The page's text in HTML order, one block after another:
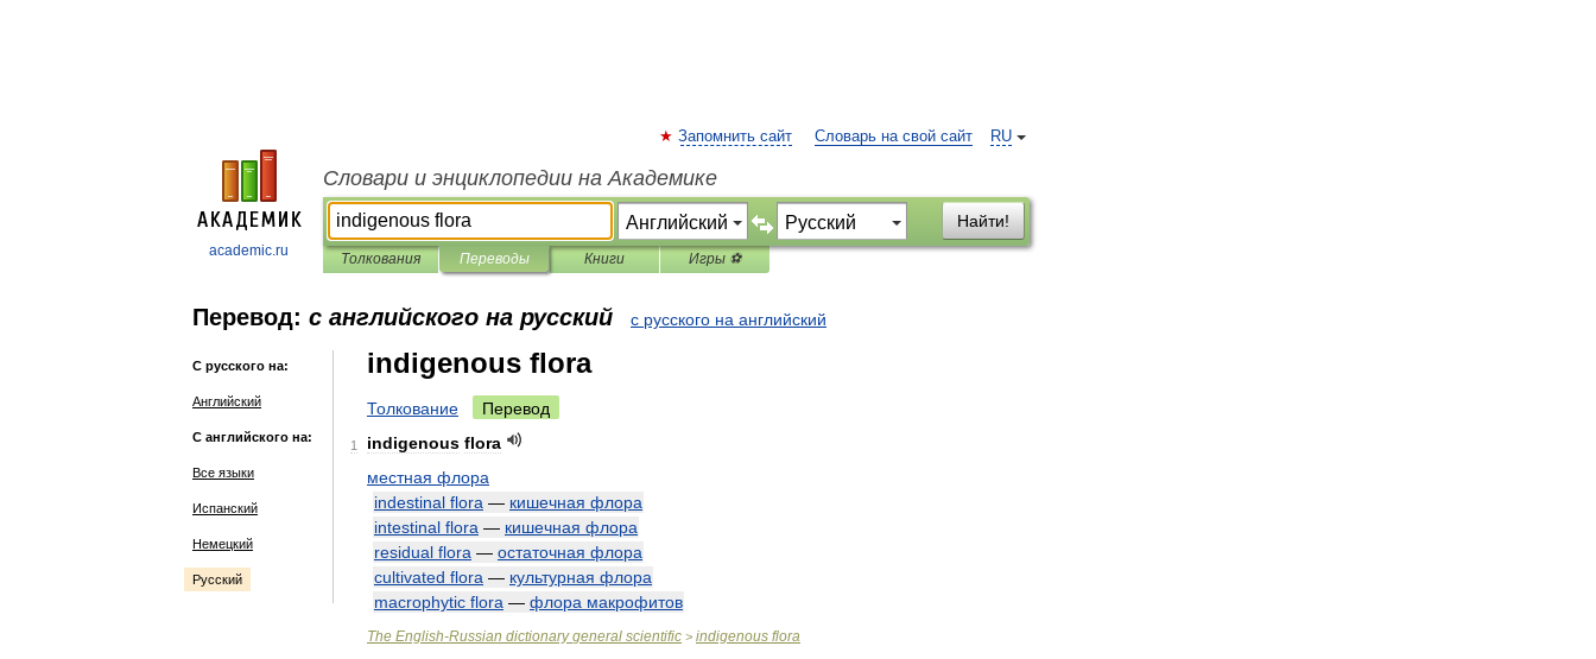
academic.ru
RU
Запомнить сайт Словарь на свой сайт
Словари и энциклопедии на Академике
Найти!
Толкования Переводы Книги Игры ⚽
Перевод: с английского на русский с русского на английский
С русского на:
Английский
С английского на:
Все языки
Испанский
Немецкий
Русский
indigenous flora
Толкование Перевод
1 indigenous flora
местная флора
indestinal flora — кишечная флора
intestinal flora — кишечная флора
residual flora — остаточная флора
cultivated flora — культурная флора
macrophytic flora — флора макрофитов
The English-Russian dictionary general scientific > indigenous flora